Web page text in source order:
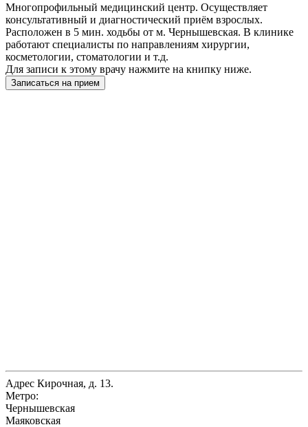
Многопрофильный медицинский центр. Осуществляет
консультативный и диагностический приём взрослых.
Расположен в 5 мин. ходьбы от м. Чернышевская. В клинике
работают специалисты по направлениям хирургии,
косметологии, стоматологии и т.д.
Для записи к этому врачу нажмите на книпку ниже.
Записаться на прием
Адрес Кирочная, д. 13.
Метро:
Чернышевская
Маяковская